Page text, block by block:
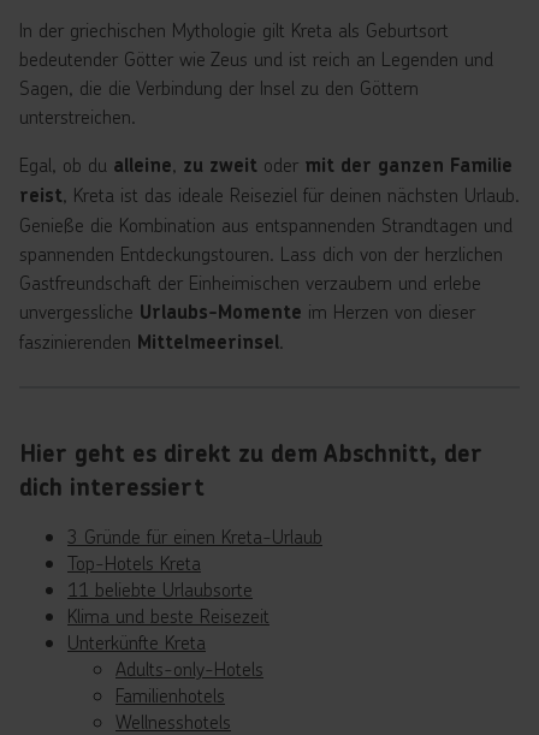
In der griechischen Mythologie gilt Kreta als Geburtsort
bedeutender Götter wie Zeus und ist reich an Legenden und
Sagen, die die Verbindung der Insel zu den Göttern
unterstreichen.
Egal, ob du alleine, zu zweit oder mit der ganzen Familie
reist, Kreta ist das ideale Reiseziel für deinen nächsten Urlaub.
Genieße die Kombination aus entspannenden Strandtagen und
spannenden Entdeckungstouren. Lass dich von der herzlichen
Gastfreundschaft der Einheimischen verzaubern und erlebe
unvergessliche Urlaubs-Momente im Herzen von dieser
faszinierenden Mittelmeerinsel.
Hier geht es direkt zu dem Abschnitt, der
dich interessiert
3 Gründe für einen Kreta-Urlaub
Top-Hotels Kreta
11 beliebte Urlaubsorte
Klima und beste Reisezeit
Unterkünfte Kreta
Adults-only-Hotels
Familienhotels
Wellnesshotels